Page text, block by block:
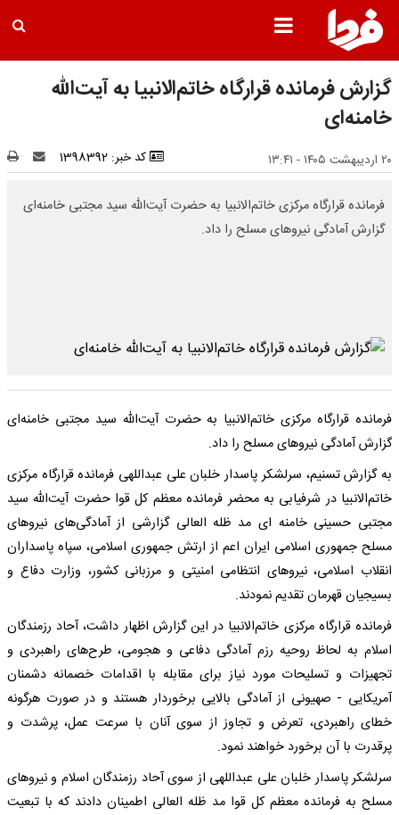
گزارش فرمانده قرارگاه خاتم‌الانبیا به آیت‌الله
خامنه‌ای
۲۰ اردیبهشت ۱۴۰۵ - ۱۳:۴۱ کد خبر: 1398392
فرمانده قرارگاه مرکزی خاتم‌الانبیا به حضرت آیت‌الله سید مجتبی خامنه‌ای
گزارش آمادگی نیروهای مسلح را داد.
فرمانده قرارگاه مرکزی خاتم‌الانبیا به حضرت آیت‌الله سید مجتبی خامنه‌ای
گزارش آمادگی نیروهای مسلح را داد.
به گزارش تسنیم، سرلشکر پاسدار خلبان علی عبداللهی فرمانده قرارگاه مرکزی
خاتم‌الانبیا در شرفیابی به محضر فرمانده معظم کل قوا حضرت آیت‌الله سید
مجتبی حسینی خامنه ای مد ظله العالی گزارشی از آمادگی‌های نیروهای
مسلح جمهوری اسلامی ایران اعم از ارتش جمهوری اسلامی، سپاه پاسداران
انقلاب اسلامی، نیروهای انتظامی امنیتی و مرزبانی کشور، وزارت دفاع و
بسیجیان قهرمان تقدیم نمودند.
فرمانده قرارگاه مرکزی خاتم‌الانبیا در این گزارش اظهار داشت، آحاد رزمندگان
اسلام به لحاظ روحیه رزم آمادگی دفاعی و هجومی، طرح‌های راهبردی و
تجهیزات و تسلیحات مورد نیاز برای مقابله با اقدامات خصمانه دشمنان
آمریکایی - صهیونی از آمادگی بالایی برخوردار هستند و در صورت هرگونه
خطای راهبردی، تعرض و تجاوز از سوی آنان با سرعت عمل، پرشدت و
پرقدرت با آن برخورد خواهند نمود.
سرلشکر پاسدار خلبان علی عبداللهی از سوی آحاد رزمندگان اسلام و نیروهای
مسلح به فرمانده معظم کل قوا مد ظله العالی اطمینان دادند که با تبعیت